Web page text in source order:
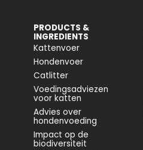
PRODUCTS &
INGREDIENTS
Kattenvoer
Hondenvoer
Catlitter
Voedingsadviezen
voor katten
Advies over
hondenvoeding
Impact op de
biodiversiteit